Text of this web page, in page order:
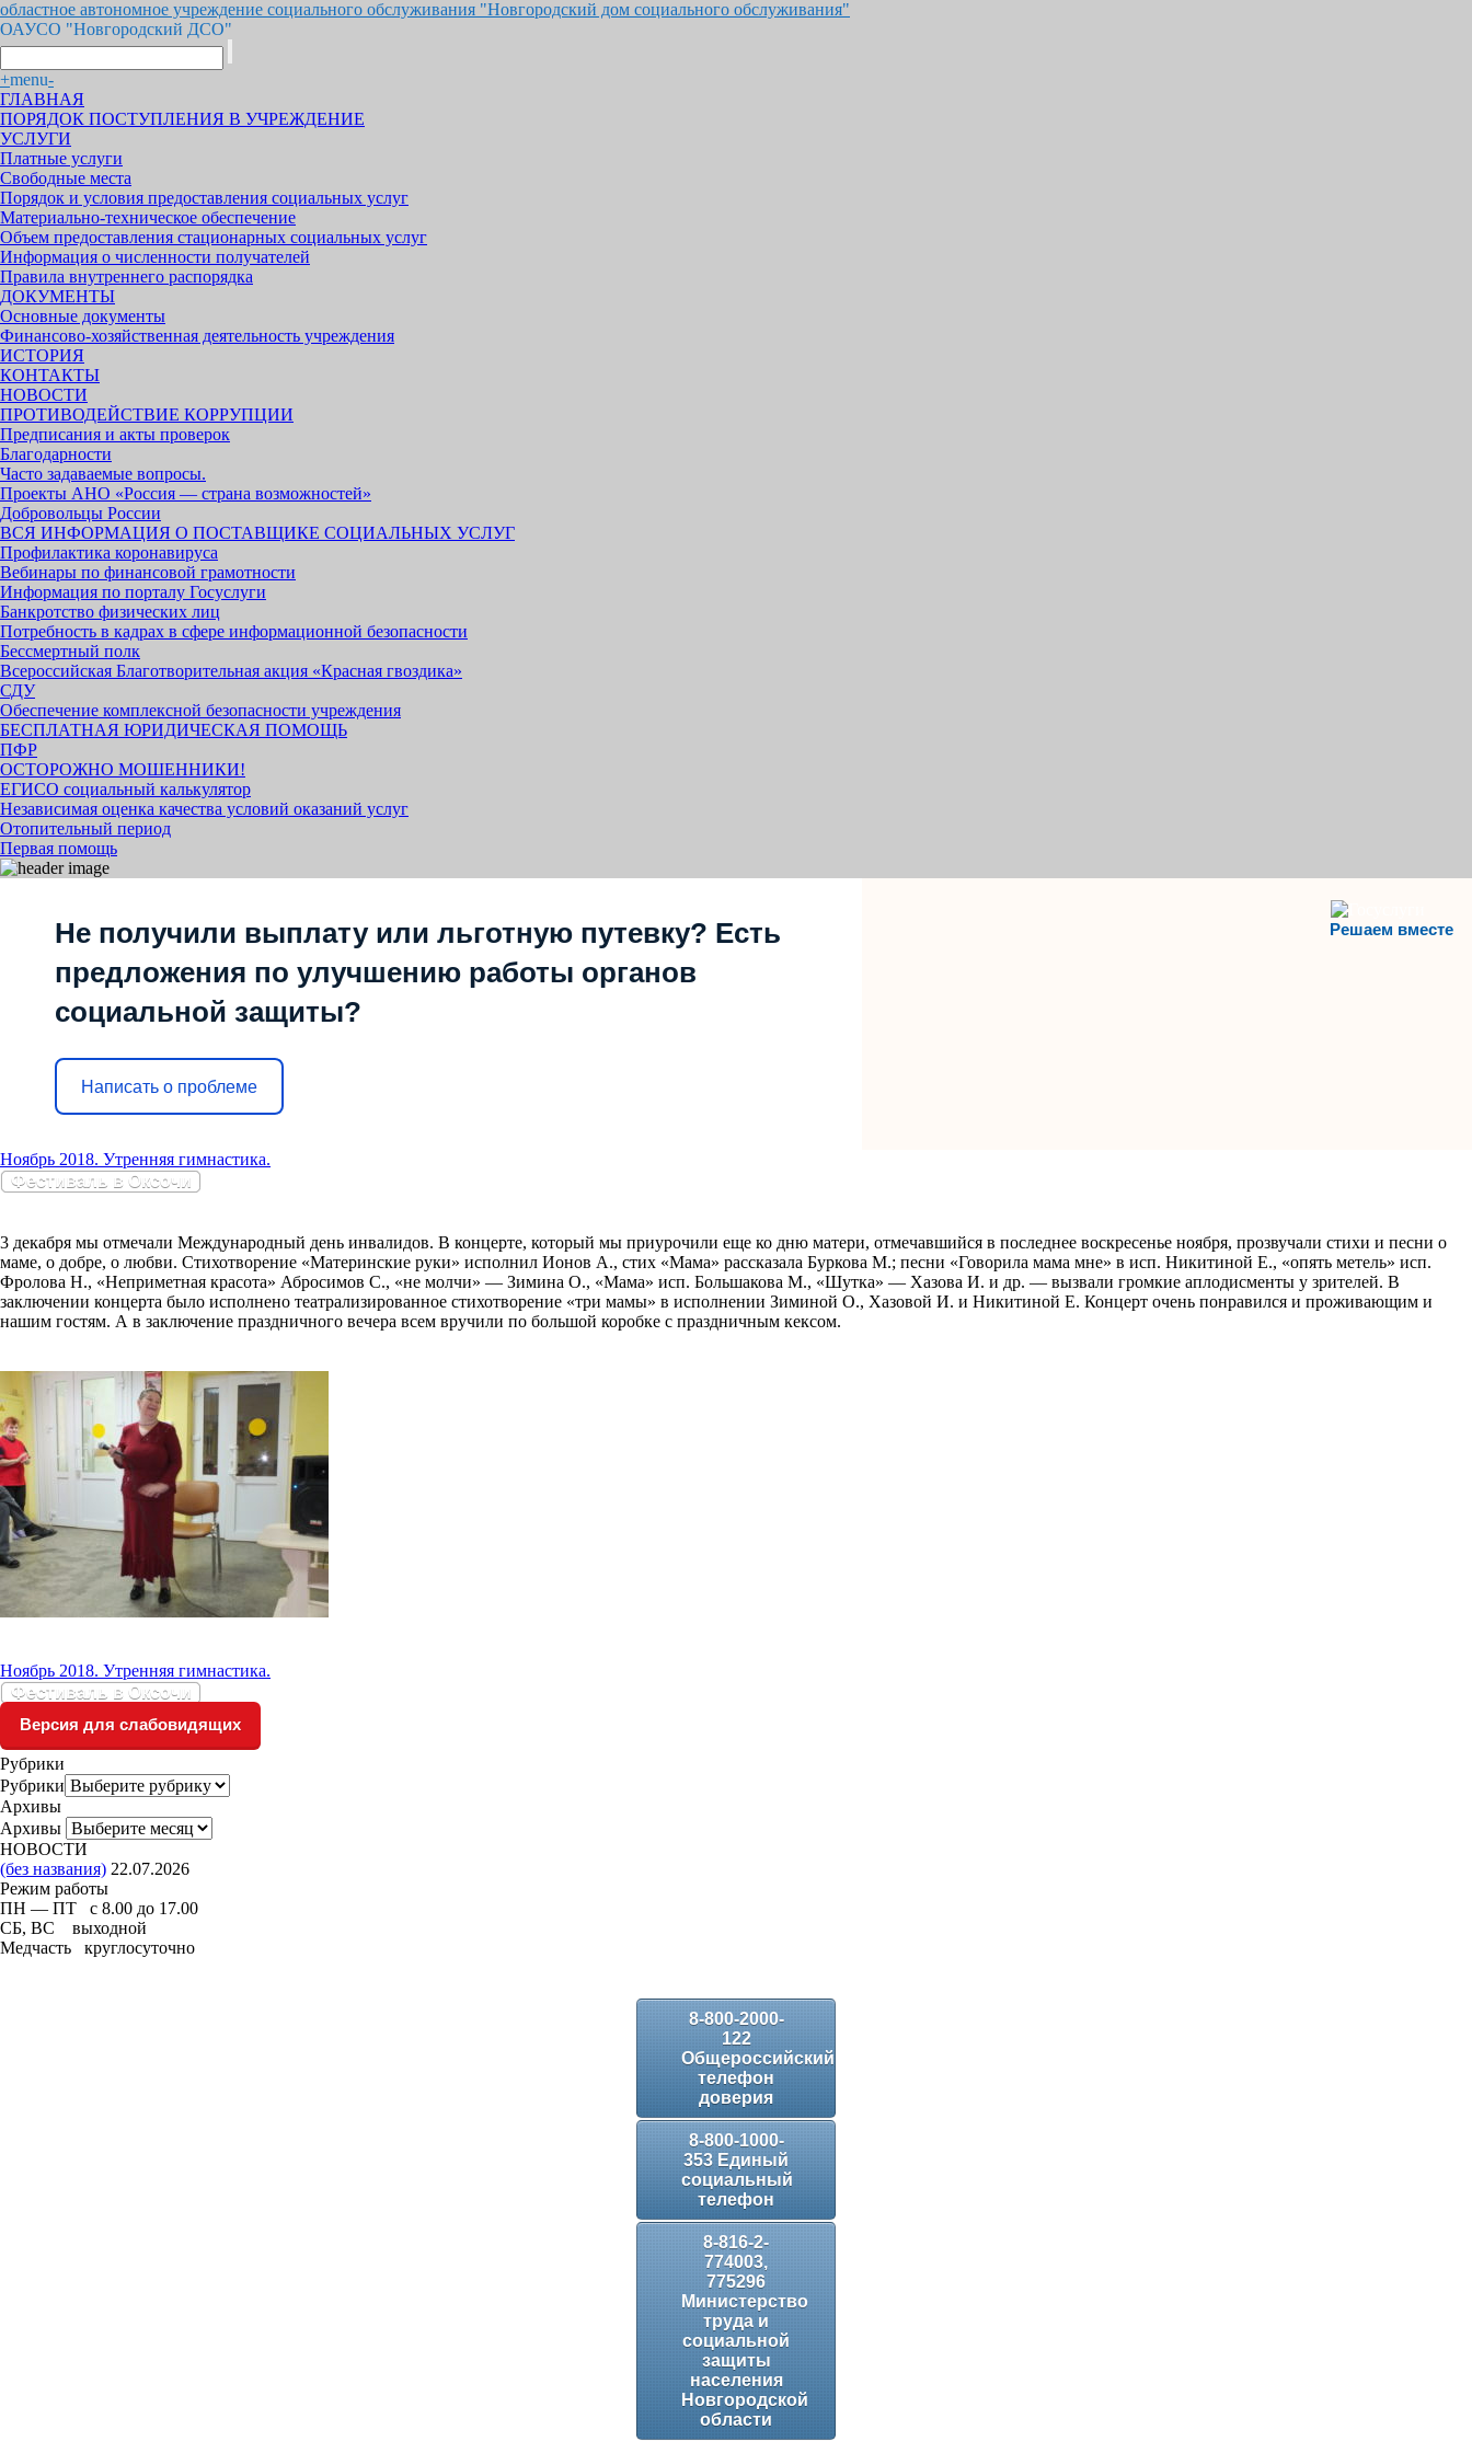
областное автономное учреждение социального обслуживания "Новгородский дом социального обслуживания"
ОАУСО "Новгородский ДСО"
+menu-
ГЛАВНАЯ
ПОРЯДОК ПОСТУПЛЕНИЯ В УЧРЕЖДЕНИЕ
УСЛУГИ
Платные услуги
Свободные места
Порядок и условия предоставления социальных услуг
Материально-техническое обеспечение
Объем предоставления стационарных социальных услуг
Информация о численности получателей
Правила внутреннего распорядка
ДОКУМЕНТЫ
Основные документы
Финансово-хозяйственная деятельность учреждения
ИСТОРИЯ
КОНТАКТЫ
НОВОСТИ
ПРОТИВОДЕЙСТВИЕ КОРРУПЦИИ
Предписания и акты проверок
Благодарности
Часто задаваемые вопросы.
Проекты АНО «Россия — страна возможностей»
Добровольцы России
ВСЯ ИНФОРМАЦИЯ О ПОСТАВЩИКЕ СОЦИАЛЬНЫХ УСЛУГ
Профилактика коронавируса
Вебинары по финансовой грамотности
Информация по порталу Госуслуги
Банкротство физических лиц
Потребность в кадрах в сфере информационной безопасности
Бессмертный полк
Всероссийская Благотворительная акция «Красная гвоздика»
СДУ
Обеспечение комплексной безопасности учреждения
БЕСПЛАТНАЯ ЮРИДИЧЕСКАЯ ПОМОЩЬ
ПФР
ОСТОРОЖНО МОШЕННИКИ!
ЕГИСО социальный калькулятор
Независимая оценка качества условий оказаний услуг
Отопительный период
Первая помощь
Решаем вместе
Не получили выплату или льготную путевку? Есть
предложения по улучшению работы органов
социальной защиты?
Написать о проблеме
Ноябрь 2018. Утренняя гимнастика.
Фестиваль в Оксочи
3 декабря мы отмечали Международный день инвалидов. В концерте, который мы приурочили еще ко дню матери, отмечавшийся в последнее воскресенье ноября, прозвучали стихи и песни о
маме, о добре, о любви. Стихотворение «Материнские руки» исполнил Ионов А., стих «Мама» рассказала Буркова М.; песни «Говорила мама мне» в исп. Никитиной Е., «опять метель» исп.
Фролова Н., «Неприметная красота» Абросимов С., «не молчи» — Зимина О., «Мама» исп. Большакова М., «Шутка» — Хазова И. и др. — вызвали громкие аплодисменты у зрителей. В
заключении концерта было исполнено театрализированное стихотворение «три мамы» в исполнении Зиминой О., Хазовой И. и Никитиной Е. Концерт очень понравился и проживающим и
нашим гостям. А в заключение праздничного вечера всем вручили по большой коробке с праздничным кексом.
Ноябрь 2018. Утренняя гимнастика.
Фестиваль в Оксочи
Версия для слабовидящих
Рубрики
Рубрики
Архивы
Архивы
НОВОСТИ
(без названия) 22.07.2026
Режим работы
ПН — ПТ с 8.00 до 17.00
СБ, ВС выходной
Медчасть круглосуточно
8-800-2000-
122
Общероссийский
телефон
доверия
8-800-1000-
353 Единый
социальный
телефон
8-816-2-
774003,
775296
Министерство
труда и
социальной
защиты
населения
Новгородской
области